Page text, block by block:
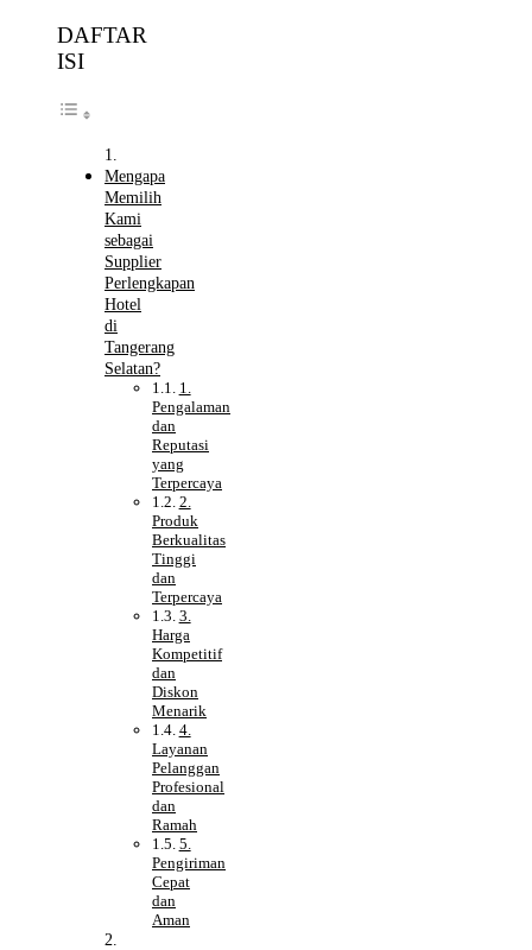
DAFTAR
ISI
Mengapa
Memilih
Kami
sebagai
Supplier
Perlengkapan
Hotel
di
Tangerang
Selatan?
1.
Pengalaman
dan
Reputasi
yang
Terpercaya
2.
Produk
Berkualitas
Tinggi
dan
Terpercaya
3.
Harga
Kompetitif
dan
Diskon
Menarik
4.
Layanan
Pelanggan
Profesional
dan
Ramah
5.
Pengiriman
Cepat
dan
Aman